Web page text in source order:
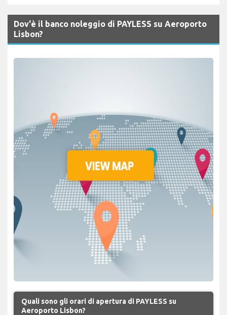
Dov'è il banco noleggio di PAYLESS su Aeroporto
Lisbon?
Quali sono gli orari di apertura di PAYLESS su
Aeroporto Lisbon?